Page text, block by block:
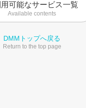
用可能なサービス一覧
Available contents
DMMトップへ戻る
Return to the top page